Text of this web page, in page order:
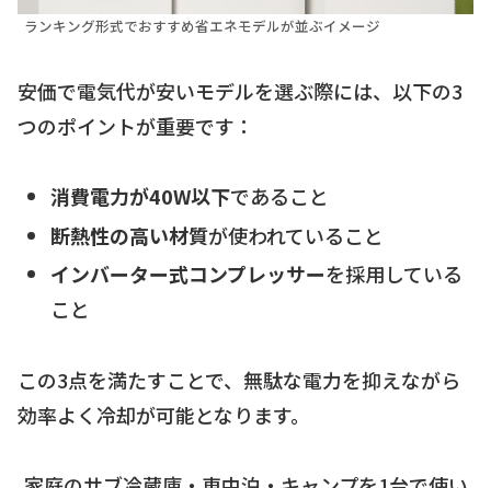
ランキング形式でおすすめ省エネモデルが並ぶイメージ
安価で電気代が安いモデルを選ぶ際には、以下の3
つのポイントが重要です：
消費電力が40W以下であること
断熱性の高い材質が使われていること
インバーター式コンプレッサーを採用している
こと
この3点を満たすことで、無駄な電力を抑えながら
効率よく冷却が可能となります。